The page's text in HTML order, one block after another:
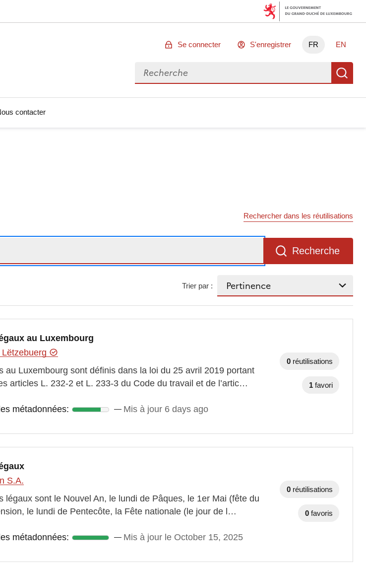
Se connecter S'enregistrer FR EN
Rechercher des données
contacter
Rechercher dans les réutilisations
Recherche
Trier par :
au Luxembourg
au Luxembourg sont définis dans la loi du 25 avril 2019 portant
articles L. 232-2 et L. 233-3 du Code du travail et de l’artic…
métadonnées:
métadonnées: Mis à jour 6 days ago
0 réutilisations
1 favori
S.A.
légaux sont le Nouvel An, le lundi de Pâques, le 1er Mai (fête du
le lundi de Pentecôte, la Fête nationale (le jour de l…
métadonnées:
métadonnées: Mis à jour le October 15, 2025
0 réutilisations
0 favoris